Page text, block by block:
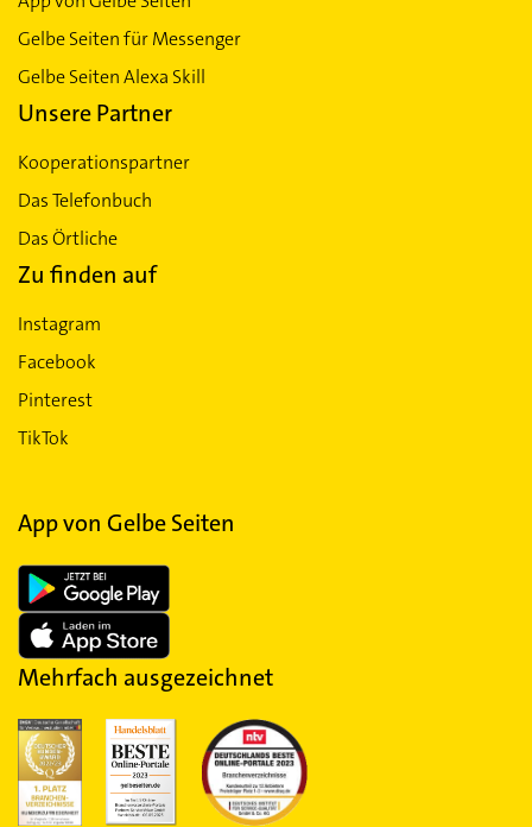
Gelbe Seiten für Messenger
Gelbe Seiten Alexa Skill
Unsere Partner
Kooperationspartner
Das Telefonbuch
Das Örtliche
Zu finden auf
Instagram
Facebook
Pinterest
TikTok
App von Gelbe Seiten
Mehrfach ausgezeichnet